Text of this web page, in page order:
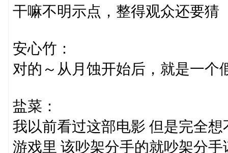
干嘛不明示点，整得观众还要猜
安心竹：
对的～从月蚀开始后，就是一个
盐菜：
我以前看过这部电影 但是完全
游戏里 该吵架分手的就吵架分